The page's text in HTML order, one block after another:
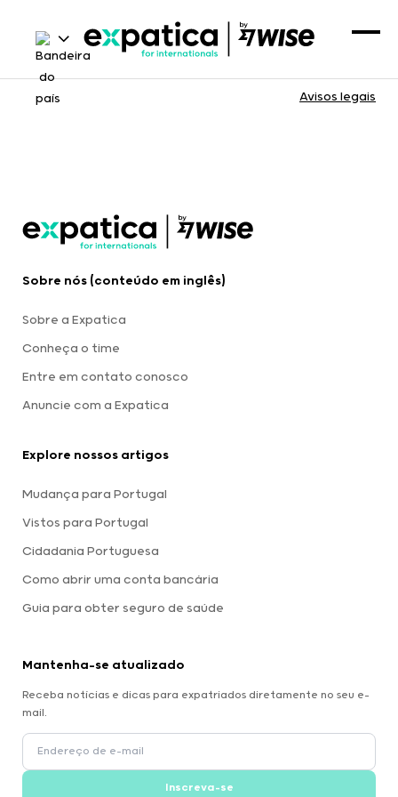
Avisos legais
Sobre nós (conteúdo em inglês)
Sobre a Expatica
Conheça o time
Entre em contato conosco
Anuncie com a Expatica
Explore nossos artigos
Mudança para Portugal
Vistos para Portugal
Cidadania Portuguesa
Como abrir uma conta bancária
Guia para obter seguro de saúde
Mantenha-se atualizado
Receba notícias e dicas para expatriados diretamente no seu e-
mail.
Inscreva-se